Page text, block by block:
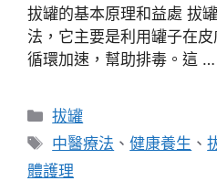
拔罐的基本原理和益處 拔
法，它主要是利用罐子在
循環加速，幫助排毒。這 …
分
類
拔罐
標
籤
中醫療法 、健康養生 、
體護理